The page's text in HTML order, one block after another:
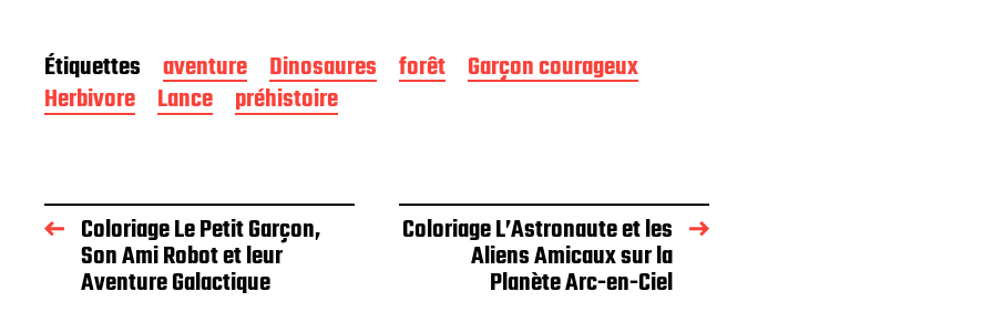
Étiquettes aventure Dinosaures forêt
Garçon courageux
Herbivore
Lance préhistoire
Coloriage Le Petit Garçon,
Son Ami Robot et leur
Aventure Galactique
Coloriage L’Astronaute et les
Aliens Amicaux sur la
Planète Arc-en-Ciel